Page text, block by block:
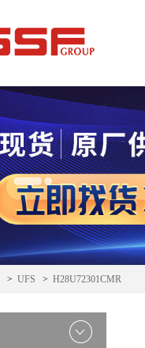
> UFS > H28U72301CMR